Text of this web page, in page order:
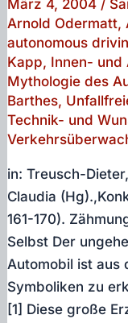
März 4, 2004 /
Arnold Odermatt,
autonomous
Kapp, Innen- und
Mythologie des
Barthes,
Technik- und
in: Treusch-
Claudia
161-170).
Selbst Der
Automobil ist aus
Symboliken zu
[1] Diese große